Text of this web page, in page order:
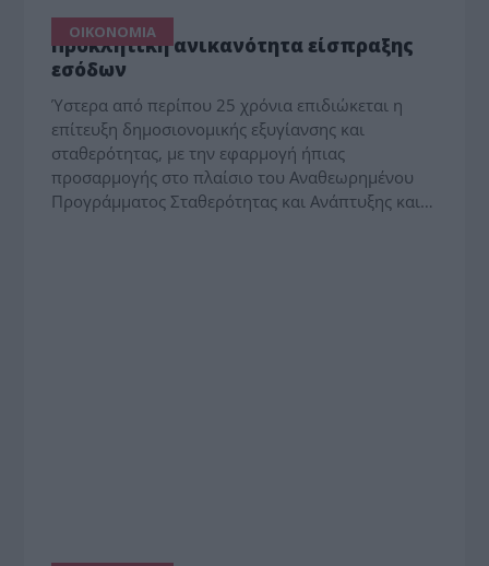
ΟΙΚΟΝΟΜΙΑ
Προκλητική ανικανότητα είσπραξης
εσόδων
Ύστερα από περίπου 25 χρόνια επιδιώκεται η
επίτευξη δημοσιονομικής εξυγίανσης και
σταθερότητας, με την εφαρμογή ήπιας
προσαρμογής στο πλαίσιο του Αναθεωρημένου
Προγράμματος Σταθερότητας και Ανάπτυξης και…